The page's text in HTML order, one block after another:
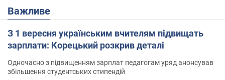
Важливе
З 1 вересня українським вчителям підвищать
зарплати: Корецький розкрив деталі
Одночасно з підвищенням зарплат педагогам уряд анонсував
збільшення студентських стипендій